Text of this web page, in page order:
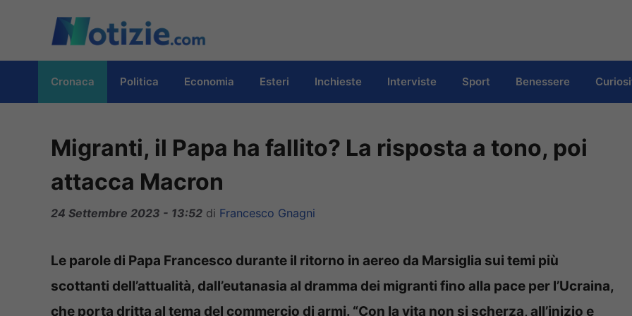
contenuto
Cronaca Politica Economia Esteri Inchieste Interviste Sport Benessere
Migranti, il Papa ha fallito? La risposta a tono, poi
attacca Macron
24 Settembre 2023 - 13:52 di Francesco Gnagni
Le parole di Papa Francesco durante il ritorno in aereo da Marsiglia sui temi più
scottanti dell’attualità, dall’eutanasia al dramma dei migranti fino alla pace per l’Ucraina,
che porta dritta al tema del commercio di armi. “Con la vita non si scherza, all’inizio e